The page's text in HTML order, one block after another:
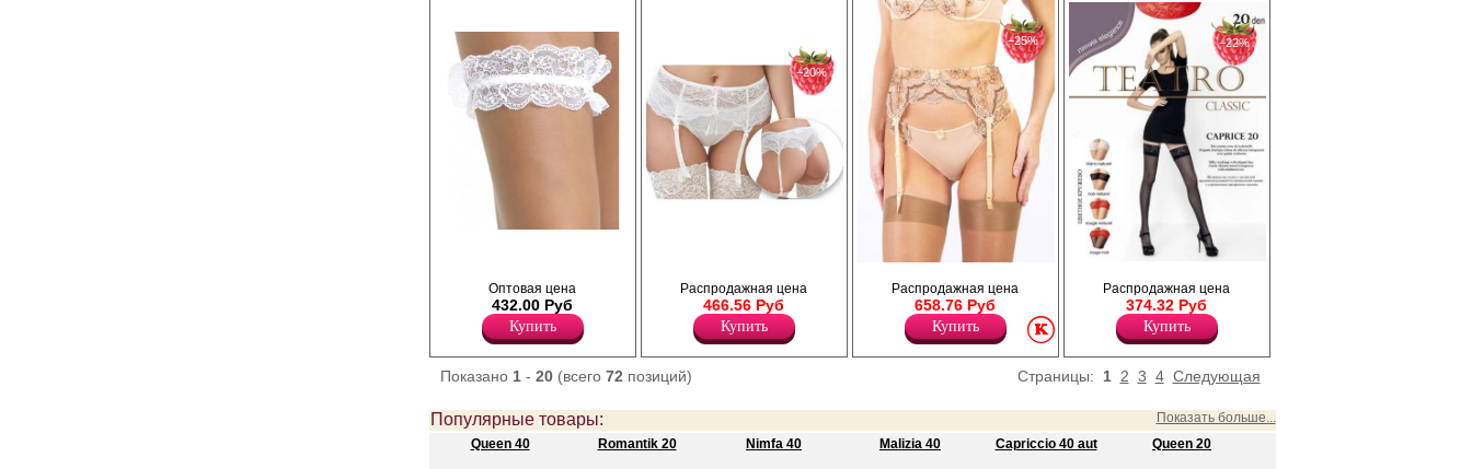
Оптовая цена
432.00 Руб
Купить
длинными цветными ленточками.
Полиамид 80%
Эластан 20%
−20%
Распродажная цена
466.56 Руб
Купить
вышивкой. В центре декоративный бантик
с подвеской.
Лайкра 20%
Полиамид 80%
−25%
Распродажная цена
658.76 Руб
Купить
кружевной резинкой (8 см) на силиконовой
основе, укреплённый прозрачный мысок.
Плотность 20ден
Полиамид 85%
−22%
Распродажная цена
374.32 Руб
Купить
Страницы: 1 2 3 4 Следующая
Показано 1- 20(всего 72позиций)
Популярные товары:
Показать больше...
Queen 40
Romantik 20 Nimfa 40 Malizia 40 Capriccio 40 aut Queen 20